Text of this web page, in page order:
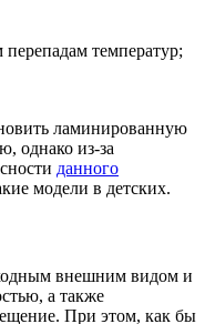
температур;
ламинированную
однако из-за
данного
модели в детских.
внешним видом и
а также
При этом, как бы